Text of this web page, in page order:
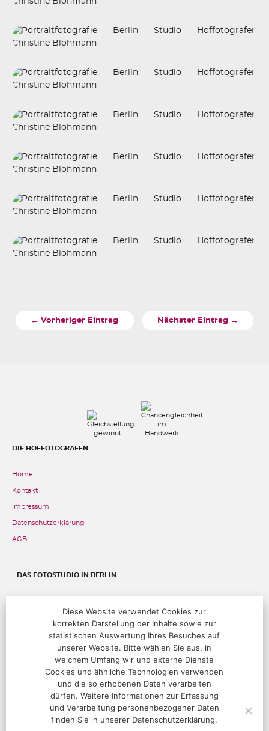
← Vorheriger Eintrag Nächster Eintrag →
DIE HOFFOTOGRAFEN
Home
Kontakt
Impressum
Datenschutzerklärung
AGB
DAS FOTOSTUDIO IN BERLIN
+49 (0)30 283 05 68 00
studio@hoffotografen.de
ÖFFNUNGSZEITEN
Termine nur nach Vereinbarung
Diese Website verwendet Cookies zur
korrekten Darstellung der Inhalte sowie zur
statistischen Auswertung Ihres Besuches auf
unserer Website. Bitte wählen Sie aus, in
welchem Umfang wir und externe Dienste
Cookies und ähnliche Technologien verwenden
und die so erhobenen Daten verarbeiten
dürfen. Weitere Informationen zur Erfassung
und Verarbeitung personenbezogener Daten
finden Sie in unserer Datenschutzerklärung.